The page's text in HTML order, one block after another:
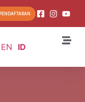
PENDAFTARAN
EN ID